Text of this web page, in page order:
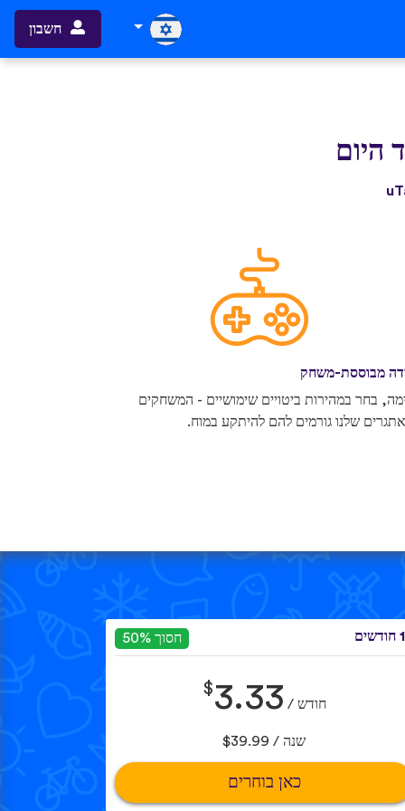
חשבון
היום
מבוססת-משחק
בחר במהירות ביטויים שימושיים - המשחקים
שלנו גורמים להם להיתקע במוח.
חסוך 50%
חודש /
$3.33
שנה / $39.99
כאן בוחרים